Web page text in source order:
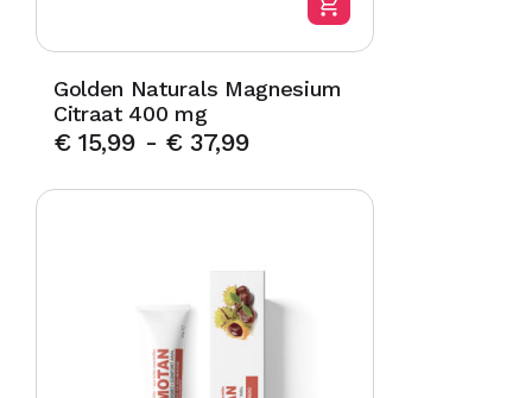
Golden Naturals Magnesium
Citraat 400 mg
€15,99 - €37,99